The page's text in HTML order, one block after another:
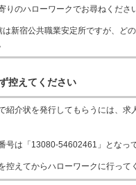
りのハローワークでお尋ねくださ
新宿公共職業安定所ですが、ど
控えてください
紹介状を発行してもらうには、求
号は「13080-54602461」となっ
控えてからハローワークに行って